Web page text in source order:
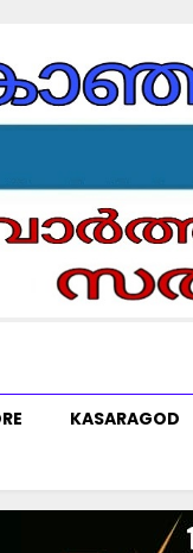
KASARAGOD